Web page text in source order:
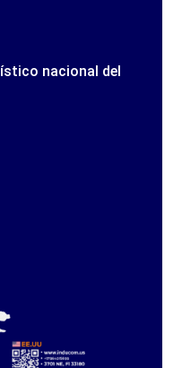
nacional del